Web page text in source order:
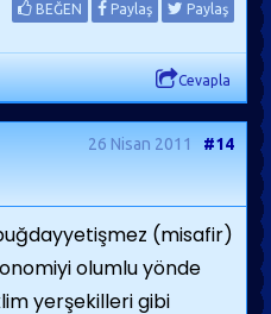
BEĞEN Paylaş Paylaş
Cevapla
26 Nisan 2011 #14
(misafir)
olumlu yönde
yerşekilleri gibi